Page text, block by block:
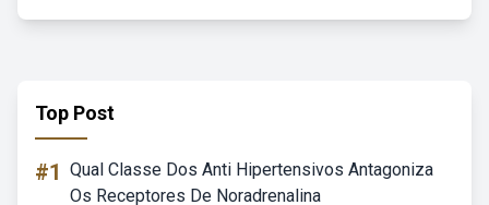
Top Post
#1 Qual Classe Dos Anti Hipertensivos Antagoniza
Os Receptores De Noradrenalina